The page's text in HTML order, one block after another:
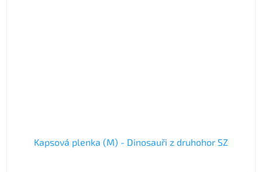
Kapsová plenka (M) - Dinosauři z druhohor SZ